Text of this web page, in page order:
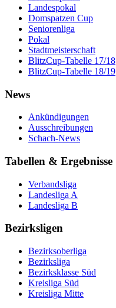
Landespokal
Domspatzen Cup
Seniorenliga
Pokal
Stadtmeisterschaft
BlitzCup-Tabelle 17/18
BlitzCup-Tabelle 18/19
News
Ankündigungen
Ausschreibungen
Schach-News
Tabellen & Ergebnisse
Verbandsliga
Landesliga A
Landesliga B
Bezirksligen
Bezirksoberliga
Bezirksliga
Bezirksklasse Süd
Kreisliga Süd
Kreisliga Mitte